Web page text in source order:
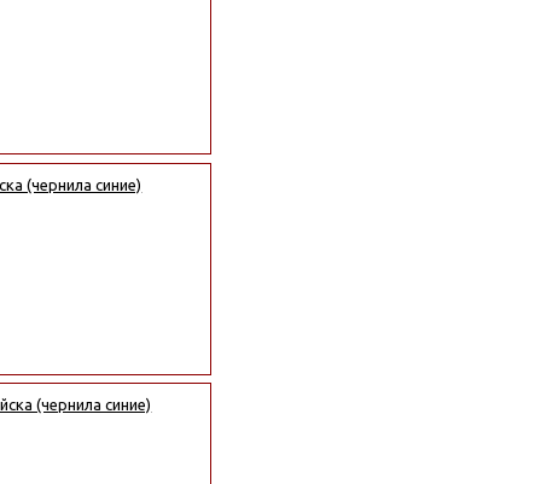
(чернила синие)
(чернила синие)